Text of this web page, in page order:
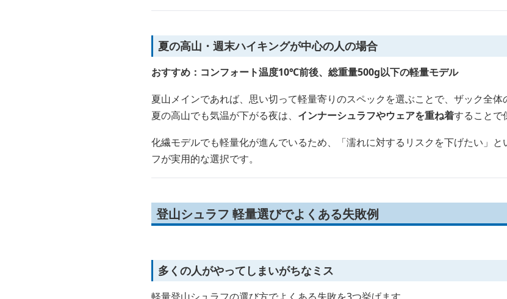
夏の高山・週末ハイキングが中心の人の場合
おすすめ：コンフォート温度10℃前後、総重量500g以下の軽量モデル
夏山メインであれば、思い切って軽量寄りのスペックを選ぶことで、ザック全体
夏の高山でも気温が下がる夜は、 インナーシュラフやウェアを重ね着することで
化繊モデルでも軽量化が進んでいるため、「濡れに対するリスクを下げたい」
フが実用的な選択です。
登山シュラフ 軽量選びでよくある失敗例
多くの人がやってしまいがちなミス